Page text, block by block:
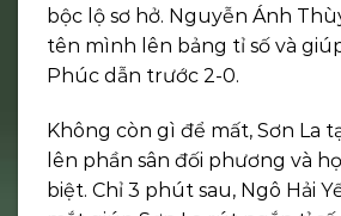
bộc lộ sơ hở. Nguyễn Ánh
tên mình lên bảng tỉ số và
Phúc dẫn trước 2-0.
Không còn gì để mất, Sơn La
lên phần sân đối phương và
biệt. Chỉ 3 phút sau, Ngô Hải